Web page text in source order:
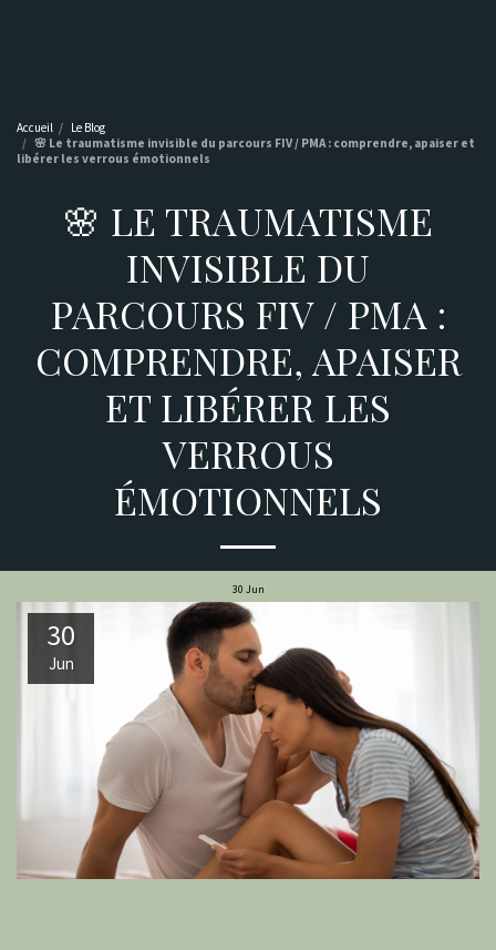
Accueil
Le Blog
🌸 Le traumatisme invisible du parcours FIV / PMA : comprendre, apaiser et
libérer les verrous émotionnels
🌸 LE TRAUMATISME
INVISIBLE DU
PARCOURS FIV / PMA :
COMPRENDRE, APAISER
ET LIBÉRER LES
VERROUS
ÉMOTIONNELS
30 Jun
30
Jun